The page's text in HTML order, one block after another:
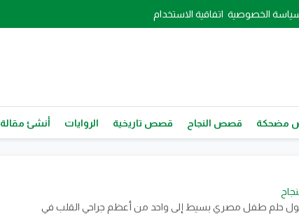
الخصوصية اتفاقية الاستخدام
مضحكة قصص النجاح قصص تاريخية الروايات أنشئ مقالة
حلم طفل مصري بسيط إلى واحد من أعظم جراحي القلب في